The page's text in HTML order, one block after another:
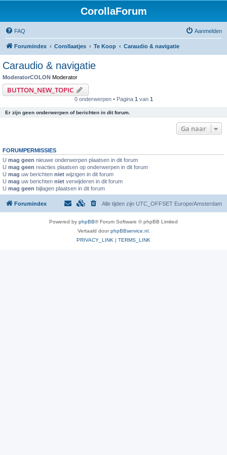
CorollaForum
FAQ Aanmelden
Forumindex Corollaatjes Te Koop Caraudio & navigatie
Caraudio & navigatie
ModeratorCOLON Moderator
BUTTON_NEW_TOPIC
0 onderwerpen • Pagina 1 van 1
Er zijn geen onderwerpen of berichten in dit forum.
Ga naar
FORUMPERMISSIES
U mag geen nieuwe onderwerpen plaatsen in dit forum
U mag geen reacties plaatsen op onderwerpen in dit forum
U mag uw berichten niet wijzigen in dit forum
U mag uw berichten niet verwijderen in dit forum
U mag geen bijlagen plaatsen in dit forum
Forumindex Alle tijden zijn UTC_OFFSET Europe/Amsterdam
Powered by phpBB® Forum Software © phpBB Limited
Vertaald doorphpBBservice.nl.
PRIVACY_LINK | TERMS_LINK